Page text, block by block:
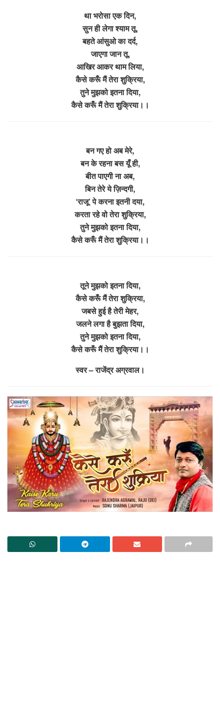
था भरोसा एक दिन,
सुन ही लेगा श्याम तू,
बहते आंसुओ का दर्द,
जाएगा जान तू,
आखिर आकर थाम लिया,
कैसे करूँ मैं तेरा शुक्रिया,
तुने मुझको इतना दिया,
कैसे करूँ मैं तेरा शुक्रिया।।
बन गए हो अब मेरे,
बन के रहना बस यूँ ही,
बीत पाएगी ना अब,
बिन तेरे ये ज़िन्दगी,
‘राजू’ पे करना इतनी दया,
करता रहे वो तेरा शुक्रिया,
तुने मुझको इतना दिया,
कैसे करूँ मैं तेरा शुक्रिया।।
तूने मुझको इतना दिया,
कैसे करूँ मैं तेरा शुक्रिया,
जबसे हुई है तेरी मेहर,
जलने लगा है बुझता दिया,
तुने मुझको इतना दिया,
कैसे करूँ मैं तेरा शुक्रिया।।
स्वर – राजेंद्र अग्रवाल।